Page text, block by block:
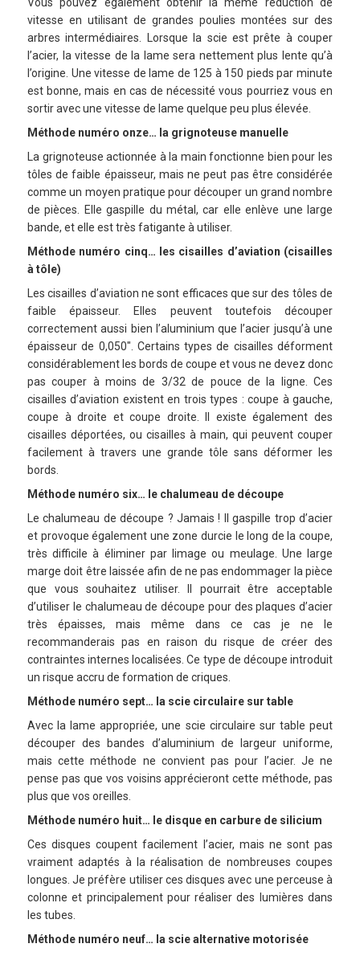
Vous pouvez également obtenir la même réduction de
vitesse en utilisant de grandes poulies montées sur des
arbres intermédiaires. Lorsque la scie est prête à couper
l’acier, la vitesse de la lame sera nettement plus lente qu’à
l’origine. Une vitesse de lame de 125 à 150 pieds par minute
est bonne, mais en cas de nécessité vous pourriez vous en
sortir avec une vitesse de lame quelque peu plus élevée.
Méthode numéro onze… la grignoteuse manuelle
La grignoteuse actionnée à la main fonctionne bien pour les
tôles de faible épaisseur, mais ne peut pas être considérée
comme un moyen pratique pour découper un grand nombre
de pièces. Elle gaspille du métal, car elle enlève une large
bande, et elle est très fatigante à utiliser.
Méthode numéro cinq… les cisailles d’aviation (cisailles
à tôle)
Les cisailles d’aviation ne sont efficaces que sur des tôles de
faible épaisseur. Elles peuvent toutefois découper
correctement aussi bien l’aluminium que l’acier jusqu’à une
épaisseur de 0,050″. Certains types de cisailles déforment
considérablement les bords de coupe et vous ne devez donc
pas couper à moins de 3/32 de pouce de la ligne. Ces
cisailles d’aviation existent en trois types : coupe à gauche,
coupe à droite et coupe droite. Il existe également des
cisailles déportées, ou cisailles à main, qui peuvent couper
facilement à travers une grande tôle sans déformer les
bords.
Méthode numéro six… le chalumeau de découpe
Le chalumeau de découpe ? Jamais ! Il gaspille trop d’acier
et provoque également une zone durcie le long de la coupe,
très difficile à éliminer par limage ou meulage. Une large
marge doit être laissée afin de ne pas endommager la pièce
que vous souhaitez utiliser. Il pourrait être acceptable
d’utiliser le chalumeau de découpe pour des plaques d’acier
très épaisses, mais même dans ce cas je ne le
recommanderais pas en raison du risque de créer des
contraintes internes localisées. Ce type de découpe introduit
un risque accru de formation de criques.
Méthode numéro sept… la scie circulaire sur table
Avec la lame appropriée, une scie circulaire sur table peut
découper des bandes d’aluminium de largeur uniforme,
mais cette méthode ne convient pas pour l’acier. Je ne
pense pas que vos voisins apprécieront cette méthode, pas
plus que vos oreilles.
Méthode numéro huit… le disque en carbure de silicium
Ces disques coupent facilement l’acier, mais ne sont pas
vraiment adaptés à la réalisation de nombreuses coupes
longues. Je préfère utiliser ces disques avec une perceuse à
colonne et principalement pour réaliser des lumières dans
les tubes.
Méthode numéro neuf… la scie alternative motorisée